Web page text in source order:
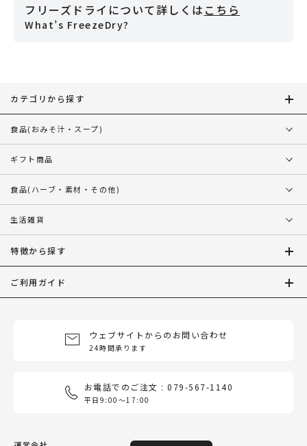
フリーズドライについて詳しくは こちら
What’s FreezeDry?
カテゴリから探す
食品(おみそ汁・スープ)
ギフト商品
食品(ハーブ・素材・その他)
生活雑貨
特徴から探す
ご利用ガイド
ウェブサイトからのお問い合わせ
24時間承ります
お電話でのご注文 : 079-567-1140
平日9:00〜17:00